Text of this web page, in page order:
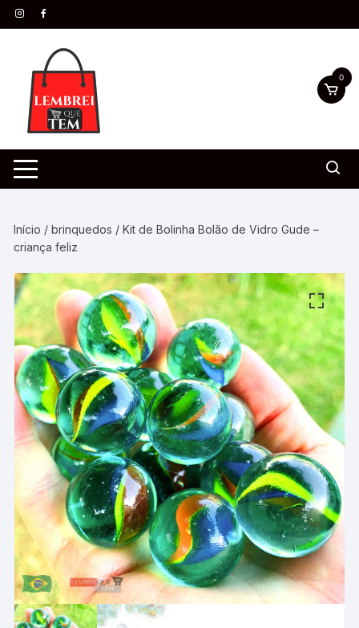
0
Início /brinquedos / Kit de Bolinha Bolão de Vidro Gude –
criança feliz